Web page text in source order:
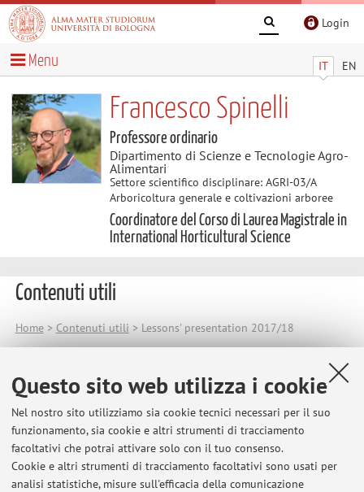
Questo sito web utilizza i cookie
Nel nostro sito utilizziamo sia cookie tecnici necessari per il suo
funzionamento, sia cookie e altri strumenti di tracciamento
facoltativi che potrai attivare solo con il tuo consenso.
Cookie e altri strumenti di tracciamento facoltativi sono usati per
analisi statistiche, misure sull'efficacia della comunicazione
Login
IT EN
Menu
Francesco Spinelli
Professore ordinario
Dipartimento di Scienze e Tecnologie Agro-
Alimentari
Settore scientifico disciplinare: AGRI-03/A
Arboricoltura generale e coltivazioni arboree
Coordinatore del Corso di Laurea Magistrale in
International Horticultural Science
Contenuti utili
Home> Contenuti utili > Lessons' presentation 2017/18
Vai al sito
The folder contains all the presentation given during the
lessons of the course 79436 - YIELD AND PRODUCT
QUALITY MANAGEMENT - 6 cfu